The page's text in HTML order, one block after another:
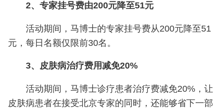
2、专家挂号费由200元降至51元
活动期间，马博士的专家挂号费从200元降至51
元，每日名额仅限前30名。
3、皮肤病治疗费用减免20%
活动期间，马博士诊疗患者治疗费减免20%，让
皮肤病患者在接受北京专家的同时，还能够省下一部